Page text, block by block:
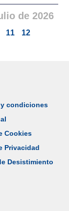
de 2026
11 12
condiciones
Cookies
Privacidad
Desistimiento